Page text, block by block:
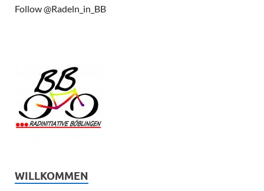
Follow @Radeln_in_BB
WILLKOMMEN